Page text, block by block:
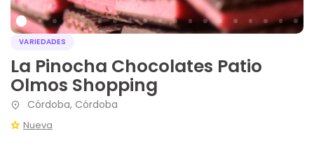
VARIEDADES
La Pinocha Chocolates Patio
Olmos Shopping
Córdoba, Córdoba
Nueva